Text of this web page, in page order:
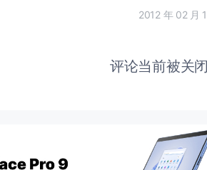
2012 年 02 月
评论当前被关